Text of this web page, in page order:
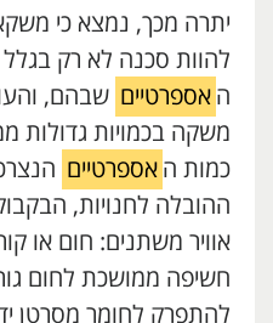
יתרה מכך, נמצא כי
להוות סכנה לא רק
ה אספרטיים שבהם,
משקה בכמויות גדולות
כמות ה אספרטיים
ההובלה לחנויות,
אוויר משתנים: חום או
חשיפה ממושכת לחום
להתפרק לחומר מסרטן